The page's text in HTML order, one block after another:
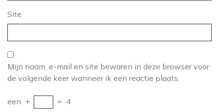
Site
Mijn naam, e-mail en site bewaren in deze browser voor
de volgende keer wanneer ik een reactie plaats.
een + = 4